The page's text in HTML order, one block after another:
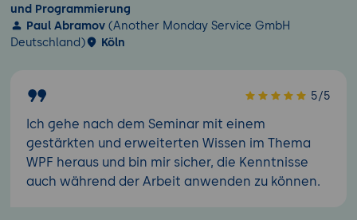
und Programmierung
Paul Abramov (Another Monday Service GmbH
Deutschland)
Köln
5/5
Ich gehe nach dem Seminar mit einem
gestärkten und erweiterten Wissen im Thema
WPF heraus und bin mir sicher, die Kenntnisse
auch während der Arbeit anwenden zu können.